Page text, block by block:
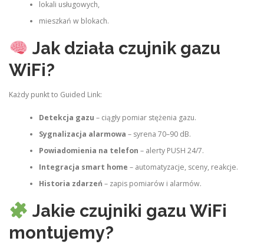
lokali usługowych,
mieszkań w blokach.
Jak działa czujnik gazu
WiFi?
Każdy punkt to Guided Link:
Detekcja gazu – ciągły pomiar stężenia gazu.
Sygnalizacja alarmowa – syrena 70–90 dB.
Powiadomienia na telefon – alerty PUSH 24/7.
Integracja smart home – automatyzacje, sceny, reakcje.
Historia zdarzeń – zapis pomiarów i alarmów.
Jakie czujniki gazu WiFi
montujemy?